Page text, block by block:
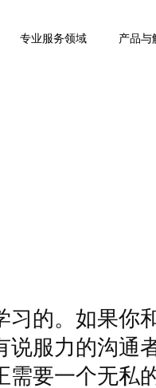
产品与
专业服务领域
的。如果你
服力的沟通
要一个无私